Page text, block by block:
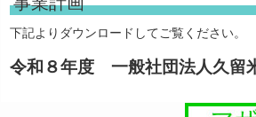
下記よりダウンロードしてご覧ください。
令和８年度 一般社団法人久留